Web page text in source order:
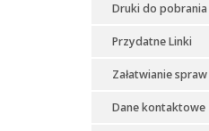
Druki do pobrania
Przydatne Linki
Załatwianie spraw
Dane kontaktowe